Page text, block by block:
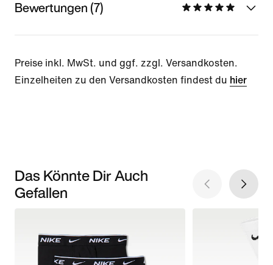
Bewertungen (7)
Preise inkl. MwSt. und ggf. zzgl. Versandkosten.
Einzelheiten zu den Versandkosten findest du hier
Das Könnte Dir Auch
Gefallen